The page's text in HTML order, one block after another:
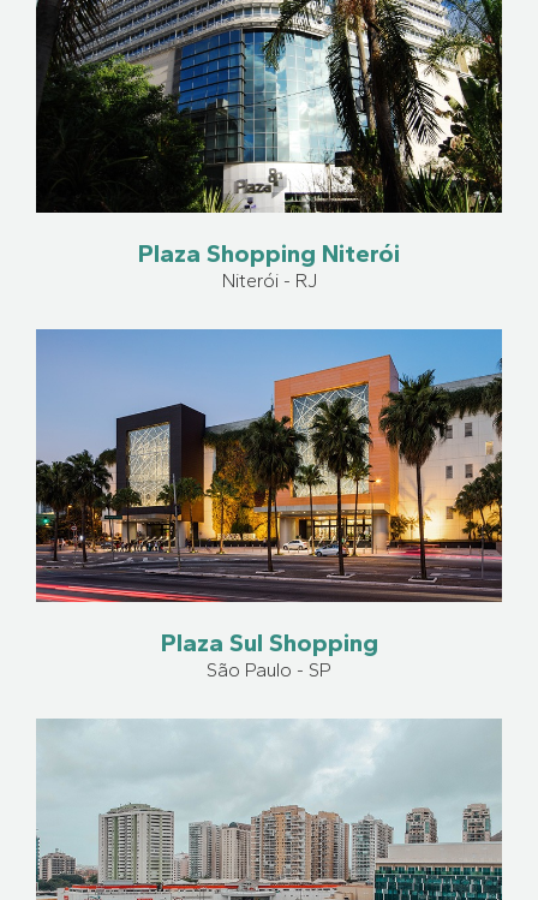
Plaza Shopping Niterói
Niterói - RJ
Plaza Sul Shopping
São Paulo - SP